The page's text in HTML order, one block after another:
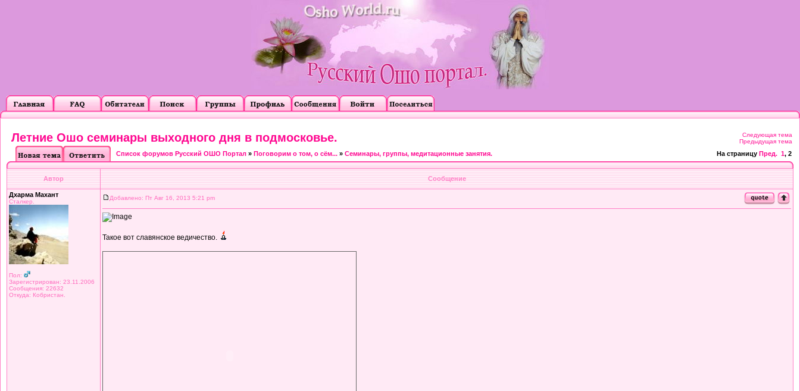
Летние Ошо семинары выходного дня в подмосковье.
Следующая тема
Предыдущая тема
Список форумов Русский ОШО Портал » Поговорим о том, о сём... » Семинары, группы, медитационные занятия. На страницу Пред. 1, 2
Автор Сообщение
Дхарма Махант
Сталкер.
Пол:
Зарегистрирован: 23.11.2006
Сообщения: 22632
Откуда: Кобристан.
Добавлено: Пт Авг 16, 2013 5:21 pm
Такое вот славянское ведичество.